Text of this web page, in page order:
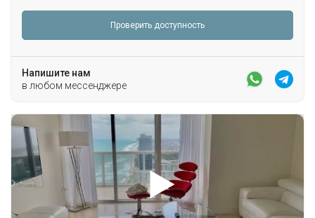
Проверить доступность
Напишите нам
в любом мессенджере